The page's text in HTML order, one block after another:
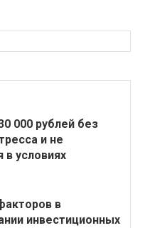
000 рублей без
и не
в условиях
в
инвестиционных